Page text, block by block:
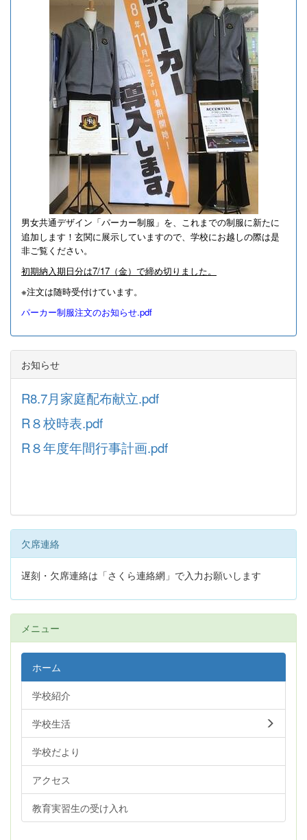
男女共通デザイン「パーカー制服」を、これまでの制服に新たに
追加します！ 玄関に展示していますので、学校にお越しの際は是
非ご覧ください。
初期納入期日分は7/17（金）で締め切りました。
※注文は随時受付けています。
パーカー制服注文のお知らせ.pdf
お知らせ
R8.7月家庭配布献立.pdf
R８校時表.pdf
R８年度年間行事計画.pdf
欠席連絡
遅刻・欠席連絡は「さくら連絡網」で入力お願いします
メニュー
ホーム
学校紹介
学校生活
学校だより
アクセス
教育実習生の受け入れ